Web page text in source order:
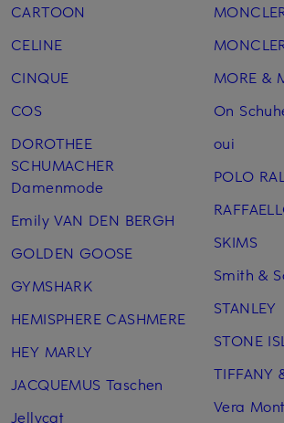
CARTOON
CELINE
CINQUE
COS
DOROTHEE
SCHUMACHER
Damenmode
Emily VAN DEN BERGH
GOLDEN GOOSE
GYMSHARK
HEMISPHERE CASHMERE
HEY MARLY
JACQUEMUS Taschen
Jellycat
MORE &
On
oui
POLO
SKIMS
Smith &
STANLEY
STONE
TIFFANY
Vera Mont